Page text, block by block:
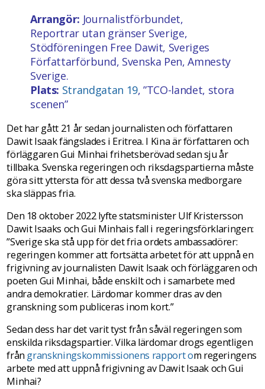
Arrangör: Journalistförbundet,
Reportrar utan gränser Sverige,
Stödföreningen Free Dawit, Sveriges
Författarförbund, Svenska Pen, Amnesty
Sverige.
Plats: Strandgatan 19, ”TCO-landet, stora
scenen”
Det har gått 21 år sedan journalisten och författaren
Dawit Isaak fängslades i Eritrea. I Kina är författaren och
förläggaren Gui Minhai frihetsberövad sedan sju år
tillbaka. Svenska regeringen och riksdagspartierna måste
göra sitt yttersta för att dessa två svenska medborgare
ska släppas fria.
Den 18 oktober 2022 lyfte statsminister Ulf Kristersson
Dawit Isaaks och Gui Minhais fall i regeringsförklaringen:
”Sverige ska stå upp för det fria ordets ambassadörer:
regeringen kommer att fortsätta arbetet för att uppnå en
frigivning av journalisten Dawit Isaak och förläggaren och
poeten Gui Minhai, både enskilt och i samarbete med
andra demokratier. Lärdomar kommer dras av den
granskning som publiceras inom kort.”
Sedan dess har det varit tyst från såväl regeringen som
enskilda riksdagspartier. Vilka lärdomar drogs egentligen
från granskningskommissionens rapport om regeringens
arbete med att uppnå frigivning av Dawit Isaak och Gui
Minhai?